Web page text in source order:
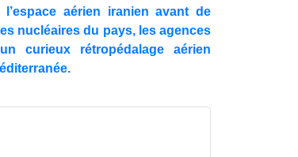
aérien iranien avant de
nucléaires du pays, les agences
curieux rétropédalage aérien